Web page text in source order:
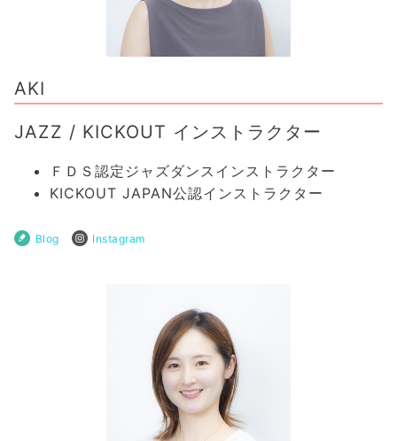
AKI
JAZZ / KICKOUT インストラクター
ＦＤＳ認定ジャズダンスインストラクター
KICKOUT JAPAN公認インストラクター
Blog Instagram